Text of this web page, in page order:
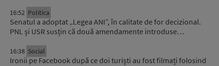
16:52 Politica
Senatul a adoptat „Legea ANI”, în calitate de for decizional.
PNL și USR susțin că două amendamente introduse…
16:38 Social
Ironii pe Facebook după ce doi turiști au fost filmați folosind